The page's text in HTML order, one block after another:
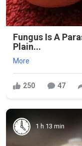
Fungus Is A
Plain...
More
250 47
1 h 13 min